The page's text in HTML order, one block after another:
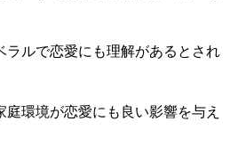
ラルで恋愛にも理解があるとされ
環境が恋愛にも良い影響を与え